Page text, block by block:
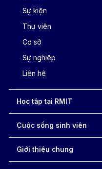
Sự kiện
Thư viện
Cơ sở
Sự nghiệp
Liên hệ
Học tập tại RMIT
Cuộc sống sinh viên
Giới thiệu chung